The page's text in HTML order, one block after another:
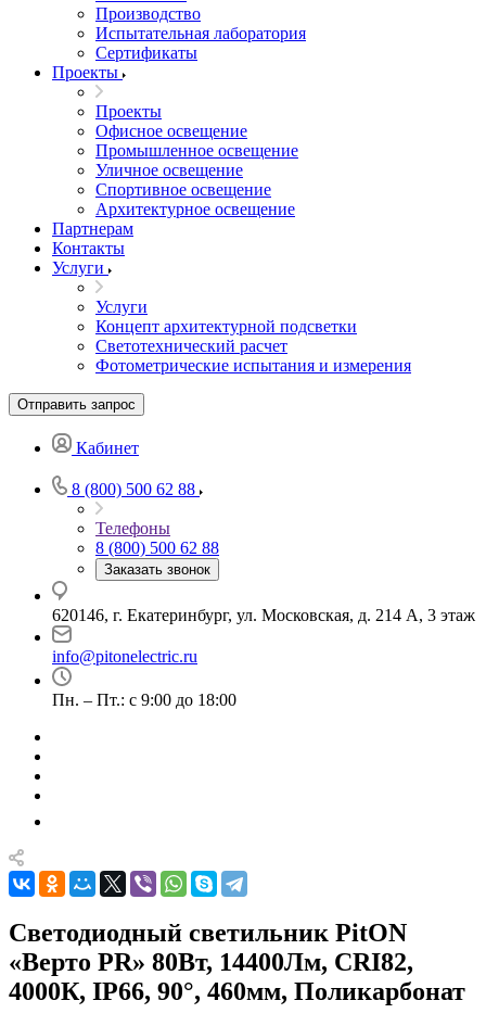
Производство
Испытательная лаборатория
Сертификаты
Проекты
Проекты
Офисное освещение
Промышленное освещение
Уличное освещение
Спортивное освещение
Архитектурное освещение
Партнерам
Контакты
Услуги
Услуги
Концепт архитектурной подсветки
Светотехнический расчет
Фотометрические испытания и измерения
Отправить запрос
Кабинет
8 (800) 500 62 88
Телефоны
8 (800) 500 62 88
Заказать звонок
620146, г. Екатеринбург, ул. Московская, д. 214 А, 3 этаж
info@pitonelectric.ru
Пн. – Пт.: с 9:00 до 18:00
Светодиодный светильник PitON
«Верто PR» 80Вт, 14400Лм, CRI82,
4000К, IP66, 90°, 460мм, Поликарбонат